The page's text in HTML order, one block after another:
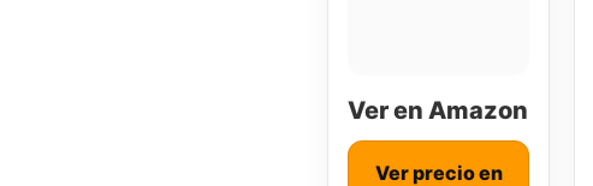
Ver en Amazon
Ver precio en